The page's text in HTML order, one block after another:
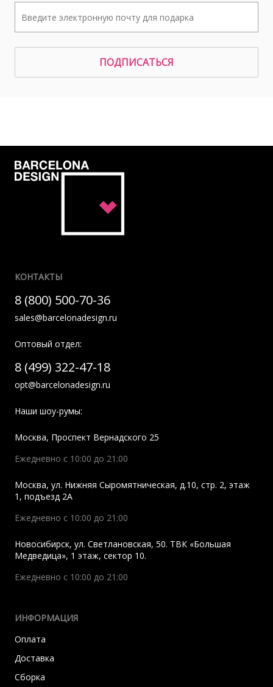
ПОДПИСАТЬСЯ
КОНТАКТЫ
8 (800) 500-70-36
sales@barcelonadesign.ru
Оптовый отдел:
8 (499) 322-47-18
opt@barcelonadesign.ru
Наши шоу-румы:
Москва, Проспект Вернадского 25
Ежедневно с 10:00 до 21:00
Москва, ул. Нижняя Сыромятническая, д.10, стр. 2, этаж
1, подъезд 2A
Ежедневно с 10:00 до 21:00
Новосибирск, ул. Светлановская, 50. ТВК «Большая
Медведица», 1 этаж, сектор 10.
Ежедневно с 10:00 до 21:00
ИНФОРМАЦИЯ
Оплата
Доставка
Сборка